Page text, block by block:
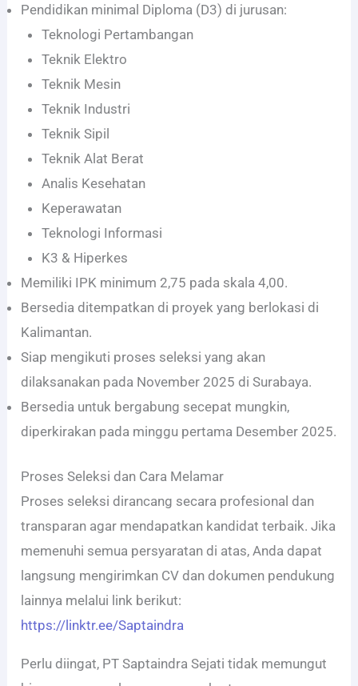
Pendidikan minimal Diploma (D3) di jurusan:
Teknologi Pertambangan
Teknik Elektro
Teknik Mesin
Teknik Industri
Teknik Sipil
Teknik Alat Berat
Analis Kesehatan
Keperawatan
Teknologi Informasi
K3 & Hiperkes
Memiliki IPK minimum 2,75 pada skala 4,00.
Bersedia ditempatkan di proyek yang berlokasi di
Kalimantan.
Siap mengikuti proses seleksi yang akan
dilaksanakan pada November 2025 di Surabaya.
Bersedia untuk bergabung secepat mungkin,
diperkirakan pada minggu pertama Desember 2025.
Proses Seleksi dan Cara Melamar
Proses seleksi dirancang secara profesional dan
transparan agar mendapatkan kandidat terbaik. Jika
memenuhi semua persyaratan di atas, Anda dapat
langsung mengirimkan CV dan dokumen pendukung
lainnya melalui link berikut:
https://linktr.ee/Saptaindra
Perlu diingat, PT Saptaindra Sejati tidak memungut